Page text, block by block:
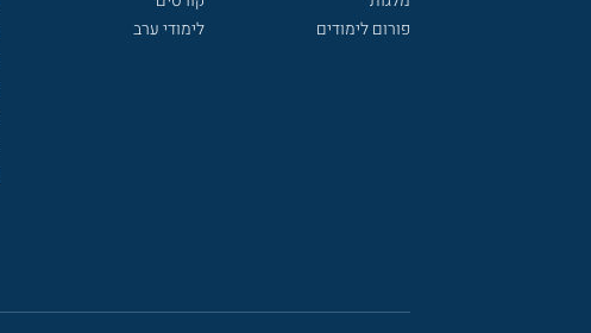
פורום לימודים
לימודי ערב